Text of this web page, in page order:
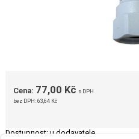
Cena: 77,00 Kč s DPH
bez DPH:63,64 Kč
Dostupnost: u dodavatele